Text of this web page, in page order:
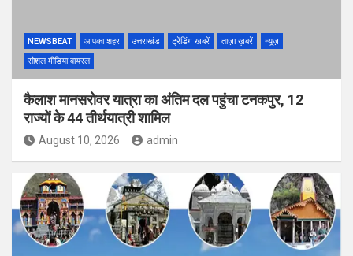
NEWSBEAT आपका शहर उत्तराखंड ट्रेंडिंग खबरें ताज़ा ख़बरें
न्यूज़
सोशल मीडिया वायरल
कैलाश मानसरोवर यात्रा का अंतिम दल पहुंचा टनकपुर, 12
राज्यों के 44 तीर्थयात्री शामिल
August 10, 2026 admin